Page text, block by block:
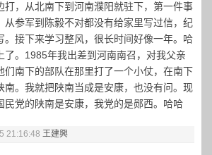
打，从北南下到河南濮阳就驻下，第一件事
从参军到陈毅不对都没有给家里写过信，纪
。接下来学习整风，很长时间好像一年。哈
了。1985年我出差到河南南召，对我父亲
们南下的部队在那里打了一个小仗，在南下
南。我就把陕南当成是安康，也没有问。现
民党的陕南是安康，我党的是郧西。哈哈
21:16:48 王建興